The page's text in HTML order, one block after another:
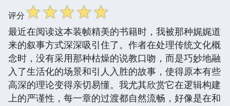
评分☆☆☆☆☆
最近在阅读这本装帧精美的书籍时，我被那种娓娓道
来的叙事方式深深吸引住了。作者在处理传统文化概
念时，没有采用那种枯燥的说教口吻，而是巧妙地融
入了生活化的场景和引人入胜的故事，使得原本有些
高深的理论变得亲切易懂。我尤其欣赏它在逻辑构建
上的严谨性，每一章的过渡都自然流畅，好像是在和